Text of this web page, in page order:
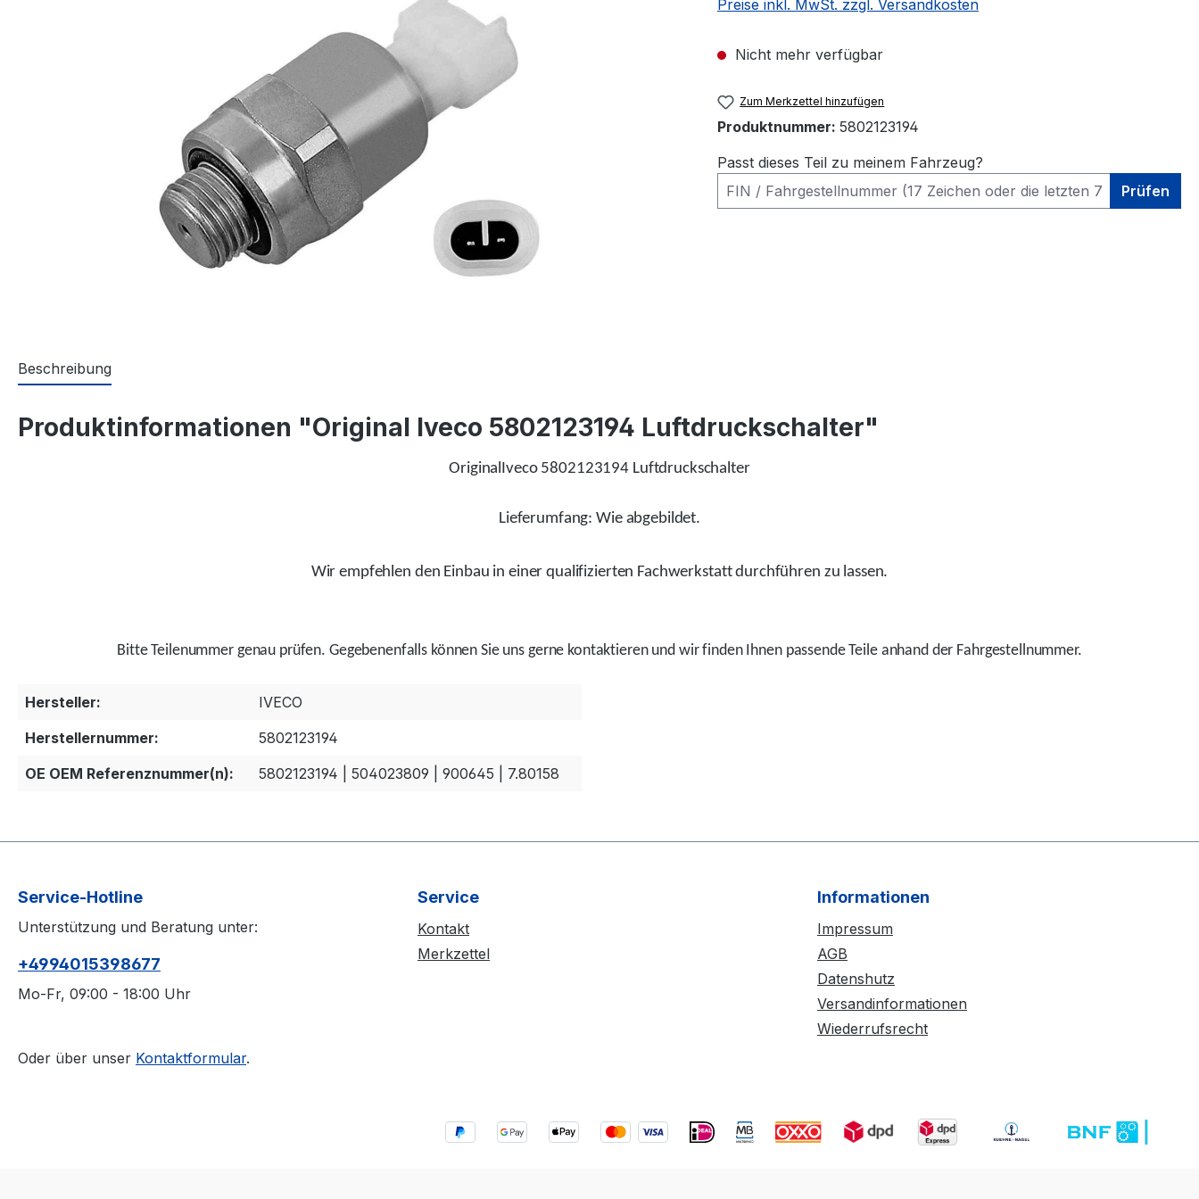
Preise inkl. MwSt. zzgl. Versandkosten
Nicht mehr verfügbar
Zum Merkzettel hinzufügen
Produktnummer: 5802123194
Passt dieses Teil zu meinem Fahrzeug?
Prüfen
Beschreibung
Produktinformationen "Original Iveco 5802123194 Luftdruckschalter"
OriginalIveco 5802123194 Luftdruckschalter
Lieferumfang: Wie abgebildet.
Wir empfehlen den Einbau in einer qualifizierten Fachwerkstatt durchführen zu lassen.
Bitte Teilenummer genau prüfen. Gegebenenfalls können Sie uns gerne kontaktieren und wirfindenIhnen passende Teile anhand der Fahrgestellnummer.
Hersteller:
IVECO
Herstellernummer:
5802123194
OE OEM Referenznummer(n):
5802123194 | 504023809 | 900645 | 7.80158
Service-Hotline
Unterstützung und Beratung unter:
+4994015398677
Mo-Fr, 09:00 - 18:00 Uhr
Oder über unser Kontaktformular.
Service
Kontakt
Merkzettel
Informationen
Impressum
AGB
Datenshutz
Versandinformationen
Wiederrufsrecht